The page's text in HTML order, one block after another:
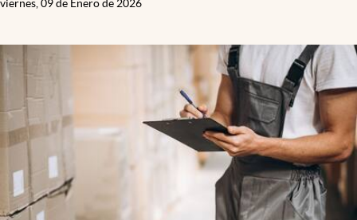
viernes, 09 de Enero de 2026